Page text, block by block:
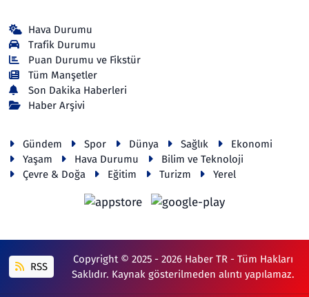
Hava Durumu
Trafik Durumu
Puan Durumu ve Fikstür
Tüm Manşetler
Son Dakika Haberleri
Haber Arşivi
Gündem Spor Dünya Sağlık
Ekonomi
Yaşam
Hava Durumu
Bilim ve Teknoloji
Çevre & Doğa
Eğitim Turizm Yerel
RSS
Copyright © 2025 - 2026 Haber TR - Tüm Hakları
Saklıdır. Kaynak gösterilmeden alıntı yapılamaz.